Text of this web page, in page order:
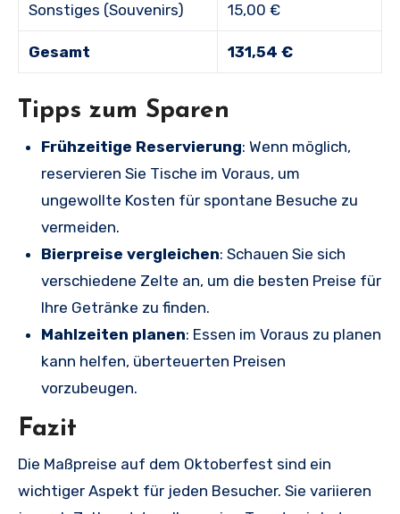
Sonstiges (Souvenirs) 15,00 €
Gesamt 131,54 €
Tipps zum Sparen
Frühzeitige Reservierung: Wenn möglich,
reservieren Sie Tische im Voraus, um
ungewollte Kosten für spontane Besuche zu
vermeiden.
Bierpreise vergleichen: Schauen Sie sich
verschiedene Zelte an, um die besten Preise für
Ihre Getränke zu finden.
Mahlzeiten planen: Essen im Voraus zu planen
kann helfen, überteuerten Preisen
vorzubeugen.
Fazit
Die Maßpreise auf dem Oktoberfest sind ein
wichtiger Aspekt für jeden Besucher. Sie variieren